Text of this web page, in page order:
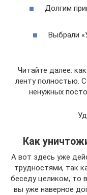
Долгим
Выбрали
Читайте далее:
ленту полностью.
ненужных
Как
А вот здесь уже
трудностями, так
беседу целиком, то
вы уже наверное